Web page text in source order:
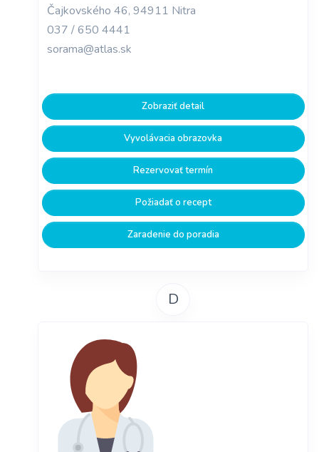
Čajkovského 46, 94911 Nitra
037 / 650 4441
sorama@atlas.sk
Zobraziť detail
Vyvolávacia obrazovka
Rezervovať termín
Požiadať o recept
Zaradenie do poradia
D